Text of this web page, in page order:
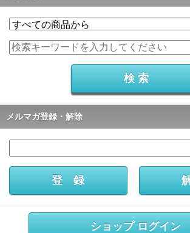
メルマガ登録・解除
ショップ ログイン